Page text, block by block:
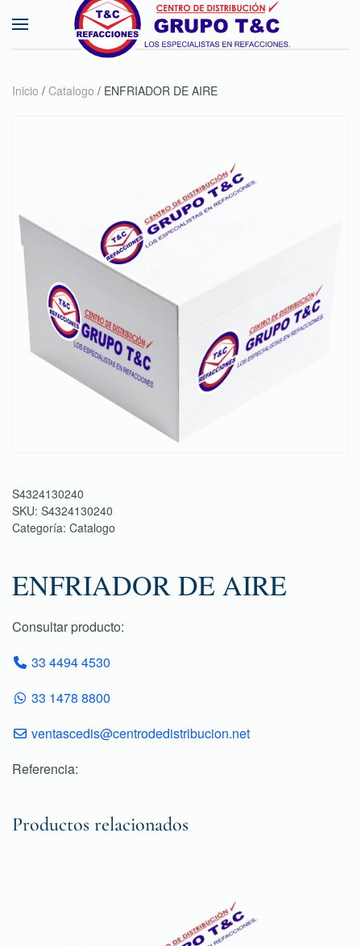
Skip to main content
Inicio / Catalogo / ENFRIADOR DE AIRE
S4324130240
SKU: S4324130240
Categoría: Catalogo
ENFRIADOR DE AIRE
Consultar producto:
33 4494 4530
33 1478 8800
ventascedis@centrodedistribucion.net
Referencia:
Productos relacionados